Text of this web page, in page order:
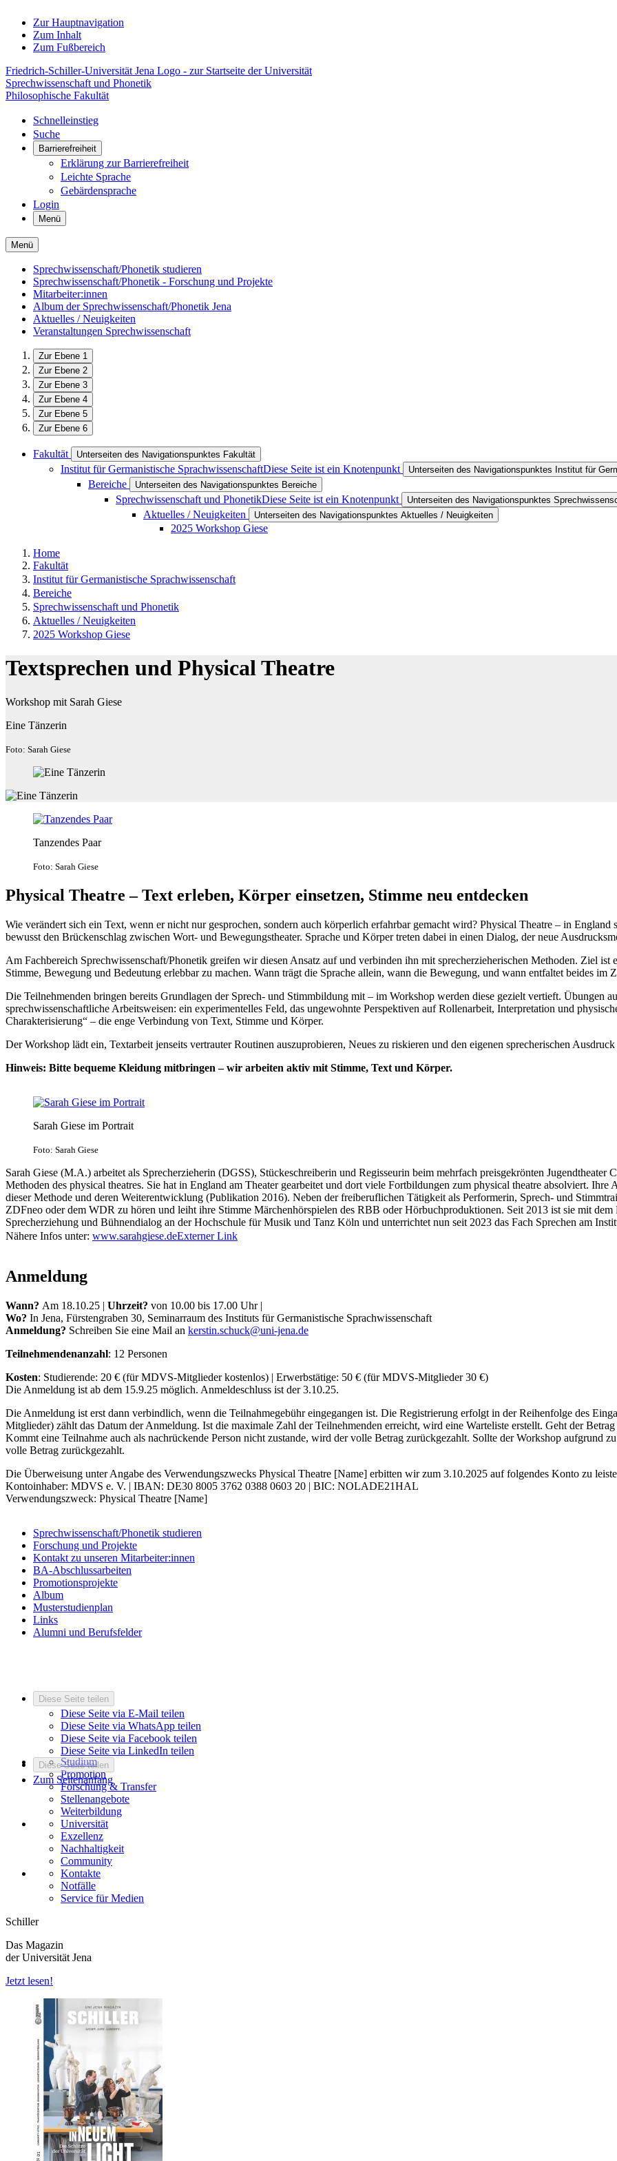
Zur Hauptnavigation
Zum Inhalt
Zum Fußbereich
Friedrich-Schiller-Universität Jena Logo - zur Startseite der Universität
Sprechwissenschaft und Phonetik
Philosophische Fakultät
Schnelleinstieg
Suche
Barrierefreiheit
Erklärung zur Barrierefreiheit
Leichte Sprache
Gebärdensprache
Login
Menü
Menü
Sprechwissenschaft/Phonetik studieren
Sprechwissenschaft/Phonetik - Forschung und Projekte
Mitarbeiter:innen
Album der Sprechwissenschaft/Phonetik Jena
Aktuelles / Neuigkeiten
Veranstaltungen Sprechwissenschaft
Zur Ebene 1
Zur Ebene 2
Zur Ebene 3
Zur Ebene 4
Zur Ebene 5
Zur Ebene 6
Fakultät Unterseiten des Navigationspunktes Fakultät
Institut für Germanistische SprachwissenschaftDiese Seite ist ein Knotenpunkt Unterseiten des Navigationspunktes Institut für
Bereiche Unterseiten des Navigationspunktes Bereiche
Sprechwissenschaft und PhonetikDiese Seite ist ein Knotenpunkt Unterseiten des Navigationspunktes
Aktuelles / Neuigkeiten Unterseiten des Navigationspunktes Aktuelles / Neuigkeiten
2025 Workshop Giese
Home
Fakultät
Institut für Germanistische Sprachwissenschaft
Bereiche
Sprechwissenschaft und Phonetik
Aktuelles / Neuigkeiten
2025 Workshop Giese
Textsprechen und Physical Theatre
Workshop mit Sarah Giese
Eine Tänzerin
Foto: Sarah Giese
Tanzendes Paar
Foto: Sarah Giese
Physical Theatre – Text erleben, Körper einsetzen, Stimme neu entdecken
Wie verändert sich ein Text, wenn er nicht nur gesprochen, sondern auch körperlich erfahrbar gemacht wird? Physical Theatre – in England
bewusst den Brückenschlag zwischen Wort- und Bewegungstheater. Sprache und Körper treten dabei in einen Dialog, der neue
Am Fachbereich Sprechwissenschaft/Phonetik greifen wir diesen Ansatz auf und verbinden ihn mit sprecherzieherischen Methoden. Ziel ist
Stimme, Bewegung und Bedeutung erlebbar zu machen. Wann trägt die Sprache allein, wann die Bewegung, und wann entfaltet beides im
Die Teilnehmenden bringen bereits Grundlagen der Sprech- und Stimmbildung mit – im Workshop werden diese gezielt vertieft. Übungen
sprechwissenschaftliche Arbeitsweisen: ein experimentelles Feld, das ungewohnte Perspektiven auf Rollenarbeit, Interpretation und
Charakterisierung“ – die enge Verbindung von Text, Stimme und Körper.
Der Workshop lädt ein, Textarbeit jenseits vertrauter Routinen auszuprobieren, Neues zu riskieren und den eigenen sprecherischen
Hinweis: Bitte bequeme Kleidung mitbringen – wir arbeiten aktiv mit Stimme, Text und Körper.
Sarah Giese im Portrait
Foto: Sarah Giese
Sarah Giese (M.A.) arbeitet als Sprecherzieherin (DGSS), Stückeschreiberin und Regisseurin beim mehrfach preisgekrönten Jugendtheater
Methoden des physical theatres. Sie hat in England am Theater gearbeitet und dort viele Fortbildungen zum physical theatre absolviert. Ihre
dieser Methode und deren Weiterentwicklung (Publikation 2016). Neben der freiberuflichen Tätigkeit als Performerin, Sprech- und
ZDFneo oder dem WDR zu hören und leiht ihre Stimme Märchenhörspielen des RBB oder Hörbuchproduktionen. Seit 2013 ist sie mit
Sprecherziehung und Bühnendialog an der Hochschule für Musik und Tanz Köln und unterrichtet nun seit 2023 das Fach Sprechen am
Nähere Infos unter: www.sarahgiese.deExterner Link
Anmeldung
Wann? Am 18.10.25 | Uhrzeit? von 10.00 bis 17.00 Uhr |
Wo? In Jena, Fürstengraben 30, Seminarraum des Instituts für Germanistische Sprachwissenschaft
Anmeldung? Schreiben Sie eine Mail an kerstin.schuck@uni-jena.de
Teilnehmendenanzahl: 12 Personen
Kosten: Studierende: 20 € (für MDVS-Mitglieder kostenlos) | Erwerbstätige: 50 € (für MDVS-Mitglieder 30 €)
Die Anmeldung ist ab dem 15.9.25 möglich. Anmeldeschluss ist der 3.10.25.
Die Anmeldung ist erst dann verbindlich, wenn die Teilnahmegebühr eingegangen ist. Die Registrierung erfolgt in der Reihenfolge des
Mitglieder) zählt das Datum der Anmeldung. Ist die maximale Zahl der Teilnehmenden erreicht, wird eine Warteliste erstellt. Geht der
Kommt eine Teilnahme auch als nachrückende Person nicht zustande, wird der volle Betrag zurückgezahlt. Sollte der Workshop aufgrund
volle Betrag zurückgezahlt.
Die Überweisung unter Angabe des Verwendungszwecks Physical Theatre [Name] erbitten wir zum 3.10.2025 auf folgendes Konto zu
Kontoinhaber: MDVS e. V. | IBAN: DE30 8005 3762 0388 0603 20 | BIC: NOLADE21HAL
Verwendungszweck: Physical Theatre [Name]
Sprechwissenschaft/Phonetik studieren
Forschung und Projekte
Kontakt zu unseren Mitarbeiter:innen
BA-Abschlussarbeiten
Promotionsprojekte
Album
Musterstudienplan
Links
Alumni und Berufsfelder
Diese Seite teilen
Diese Seite via E-Mail teilen
Diese Seite via WhatsApp teilen
Diese Seite via Facebook teilen
Diese Seite via LinkedIn teilen
Diese Seite teilen
Zum Seitenanfang
Studium
Promotion
Forschung & Transfer
Stellenangebote
Weiterbildung
Universität
Exzellenz
Nachhaltigkeit
Community
Kontakte
Notfälle
Service für Medien
Schiller
Das Magazin
der Universität Jena
Jetzt lesen!